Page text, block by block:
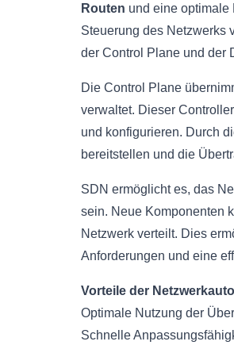
Routen und eine optimale
Steuerung des Netzwerks
der Control Plane und der
Die Control Plane
verwaltet. Dieser
und konfigurieren. Durch
bereitstellen und die
SDN ermöglicht es, das
sein. Neue Komponenten
Netzwerk verteilt. Dies
Anforderungen und eine
Vorteile der
Optimale Nutzung der
Schnelle